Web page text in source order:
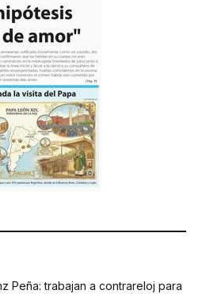
Peña: trabajan a contrareloj para